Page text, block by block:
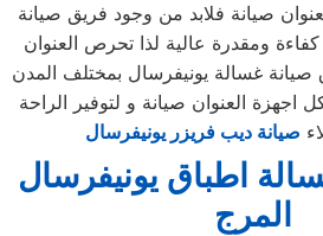
صيانة فلابد من وجود فريق صيانة
ومقدرة عالية لذا تحرص العنوان
صيانة غسالة يونيفرسال بمختلف المدن
اجهزة العنوان صيانة و لتوفير الراحة
صيانة ديب فريزر يونيفرسال
اطباق يونيفرسال
المرج